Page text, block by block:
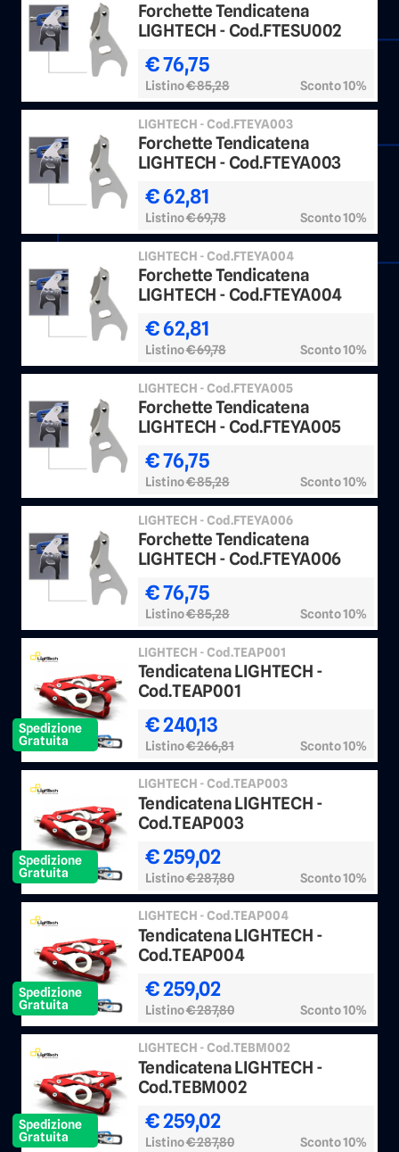
Forchette Tendicatena
LIGHTECH - Cod.FTESU002
€ 76,75
Listino€ 85,28 Sconto 10%
LIGHTECH - Cod.FTEYA003
Forchette Tendicatena
LIGHTECH - Cod.FTEYA003
€ 62,81
Listino€ 69,78 Sconto 10%
LIGHTECH - Cod.FTEYA004
Forchette Tendicatena
LIGHTECH - Cod.FTEYA004
€ 62,81
Listino€ 69,78 Sconto 10%
LIGHTECH - Cod.FTEYA005
Forchette Tendicatena
LIGHTECH - Cod.FTEYA005
€ 76,75
Listino€ 85,28 Sconto 10%
LIGHTECH - Cod.FTEYA006
Forchette Tendicatena
LIGHTECH - Cod.FTEYA006
€ 76,75
Listino€ 85,28 Sconto 10%
Spedizione
Gratuita
LIGHTECH - Cod.TEAP001
Tendicatena LIGHTECH -
Cod.TEAP001
€ 240,13
Listino€ 266,81 Sconto 10%
Spedizione
Gratuita
LIGHTECH - Cod.TEAP003
Tendicatena LIGHTECH -
Cod.TEAP003
€ 259,02
Listino€ 287,80 Sconto 10%
Spedizione
Gratuita
LIGHTECH - Cod.TEAP004
Tendicatena LIGHTECH -
Cod.TEAP004
€ 259,02
Listino€ 287,80 Sconto 10%
Spedizione
Gratuita
LIGHTECH - Cod.TEBM002
Tendicatena LIGHTECH -
Cod.TEBM002
€ 259,02
Listino€ 287,80 Sconto 10%